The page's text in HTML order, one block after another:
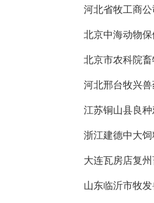
河北省牧工商
北京中海动物
北京市农科院
河北邢台牧兴
江苏铜山县良
浙江建德中大
大连瓦房店复
山东临沂市牧